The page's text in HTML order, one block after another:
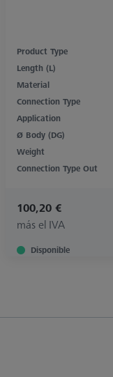
Product Type
Length (L)
Material
Connection Type
Application
Ø Body (DG)
Weight
Connection Type Out
100,20 €
más el IVA
Disponible